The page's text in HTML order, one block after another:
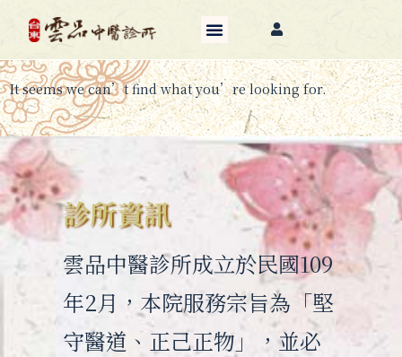
It seems we can’t find what you’re looking for.
診所資訊
雲品中醫診所成立於民國109
年2月，本院服務宗旨為「堅
守醫道、正己正物」，並必